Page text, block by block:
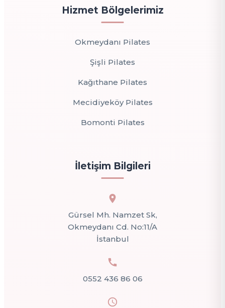
Hizmet Bölgelerimiz
Okmeydanı Pilates
Şişli Pilates
Kağıthane Pilates
Mecidiyeköy Pilates
Bomonti Pilates
İletişim Bilgileri
Gürsel Mh. Namzet Sk,
Okmeydanı Cd. No:11/A
İstanbul
0552 436 86 06